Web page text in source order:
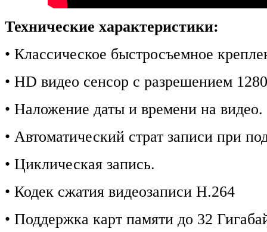
Технические характеристики:
• Классическое быстросъемное
• HD видео сенсор с разрешением
• Наложение даты и времени на видео.
• Автоматический страт записи при
• Циклическая запись.
• Кодек сжатия видеозаписи Н.264
• Поддержка карт памяти до 32